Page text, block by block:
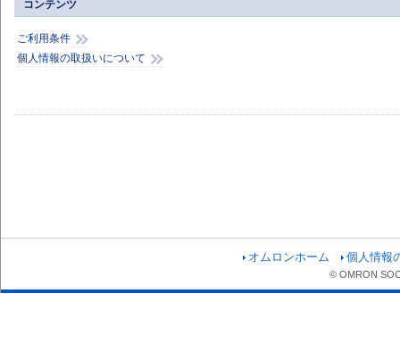
コンテンツ
ご利用条件
個人情報の取扱いについて
オムロンホーム 個人情報
© OMRON